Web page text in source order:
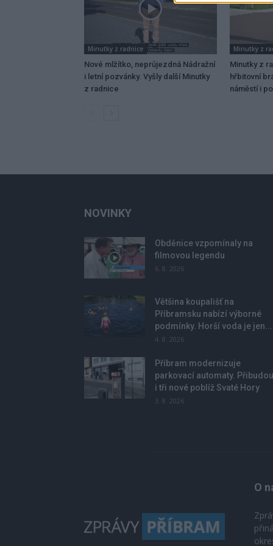
Minutky z radnice
Nové mlžítko, neprůjezdná Nádražní
i letní pozvánky. Vyšly další Minutky
z radnice
Minutky z
Minutky z
hřbitovní
náměstí i
NOVINKY
Obděnice vzpomínaly na
filmovou legendu
6. 8. 2026
Většina koupališť na
Příbramsku nabízí výborné
podmínky. Horší voda je jen...
4. 8. 2026
Příbram modernizuje
parkovací automaty. Přibudou
i tři nové poblíž Svaté Hory
3. 8. 2026
O